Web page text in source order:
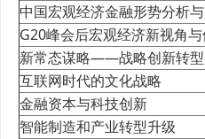
中国宏观经济金融形势分析
G20峰会后宏观经济新视角
新常态谋略——战略创新转
互联网时代的文化战略
金融资本与科技创新
智能制造和产业转型升级